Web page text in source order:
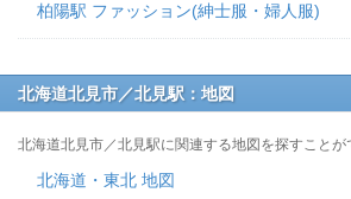
柏陽駅 ファッション(紳士服・婦人服)
北海道北見市／北見駅：地図
北海道北見市／北見駅に関連する地図を探すことが
北海道・東北 地図